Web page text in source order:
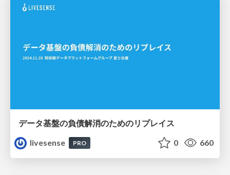
データ基盤の負債解消のためのリプレイス
livesense
PRO 0 660